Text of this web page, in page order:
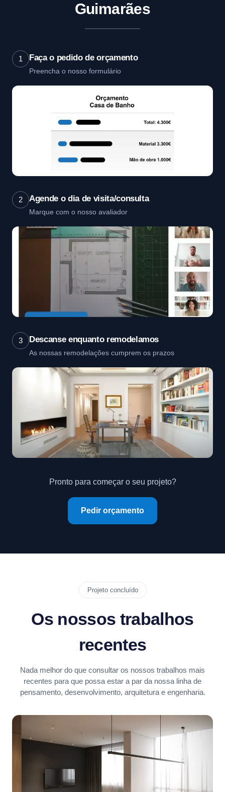
Guimarães
1 Faça o pedido de orçamento
Preencha o nosso formulário
2 Agende o dia de visita/consulta
Marque com o nosso avaliador
3 Descanse enquanto remodelamos
As nossas remodelações cumprem os prazos
Pronto para começar o seu projeto?
Pedir orçamento
Projeto concluído
Os nossos trabalhos
recentes
Nada melhor do que consultar os nossos trabalhos mais
recentes para que possa estar a par da nossa linha de
pensamento, desenvolvimento, arquitetura e engenharia.